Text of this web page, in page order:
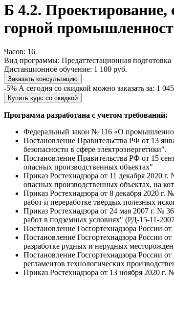
Б 4.2. Проектирование,
горной
Часов: 16
Вид программы: Предаттестационная подготовка
Дистанционное обучение: 1 100 руб.
Заказать консультацию
-5% А сегодня со скидкой можно заказать за: 1
Купить курс со скидкой
Программа разработана с учетом требований:
Федеральный закон № 116 «О
Постановление Правительства РФ от 13
безопасности в сфере электроэнергетики".
Постановление Правительства РФ от 15
опасных производственных объектах"
Приказ Ростехнадзора от 11 декабря
опасных производственных объектах, на
Приказ Ростехнадзора от 8 декабря 2020
работ и переработке твердых полезных
Приказ Ростехнадзора от 24 мая 2007 г. №
работ в подземных условиях" (РД-15-11-
Постановление Госгортехнадзора России
Постановление Госгортехнадзора России
разработке рудных и нерудных
Постановление Госгортехнадзора России
регламентов технологических
Приказ Ростехнадзора от 13 ноября 2020 г.